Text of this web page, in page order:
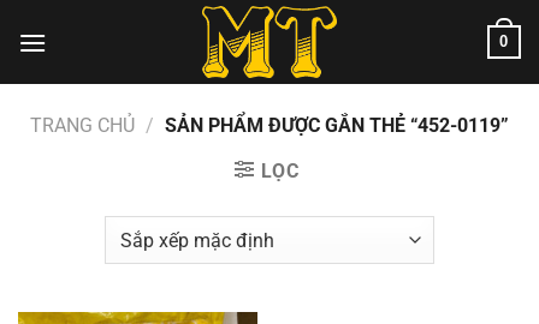
đến
0
TRANG CHỦ / SẢN PHẨM ĐƯỢC GẮN THẺ “452-0119”
LỌC